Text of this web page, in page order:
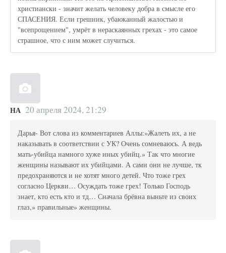
христиански - значит желать человеку добра в смысле его
СПАСЕНИЯ. Если грешник, убаюканный жалостью и
"всепрощением", умрёт в нераскаянных грехах - это самое
страшное, что с ним может случиться.
НА 20 апреля 2024, 21:29
Дарья- Вот слова из комментариев Аллы:»Жалеть их, а не
наказывать в соответствии с УК? Очень сомневаюсь. А ведь
мать-убийца намного хуже иных убийц.» Так что многие
женщины называют их убийцами. А сами они не лучше, тк
предохраняются и не хотят много детей. Что тоже грех
согласно Церкви… Осуждать тоже грех! Только Господь
знает, кто есть кто и тд… Сначала брёвна выньте из своих
глаз,» правильные» женщины.